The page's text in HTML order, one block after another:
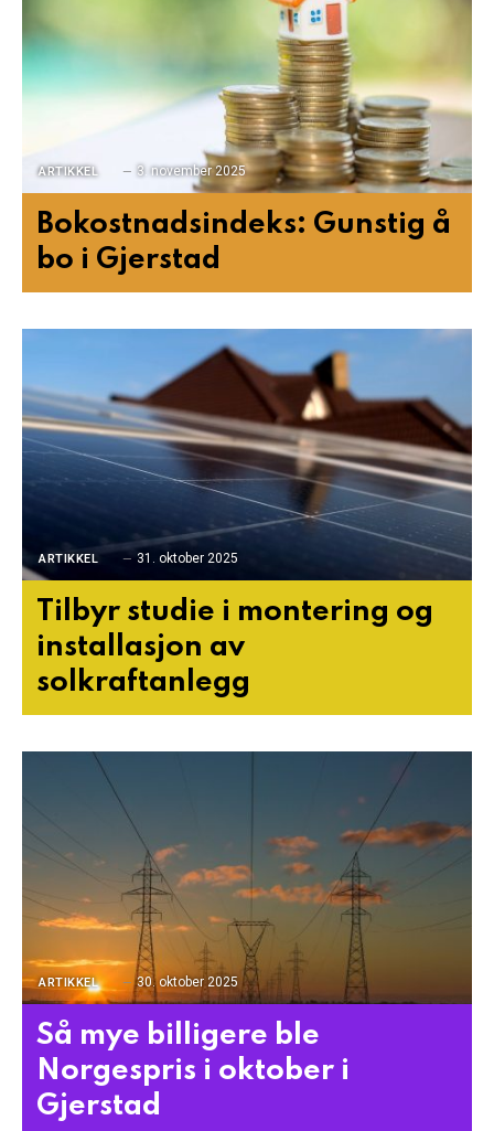
ARTIKKEL 3. november 2025
Bokostnadsindeks: Gunstig å
bo i Gjerstad
ARTIKKEL 31. oktober 2025
Tilbyr studie i montering og
installasjon av
solkraftanlegg
ARTIKKEL 30. oktober 2025
Så mye billigere ble
Norgespris i oktober i
Gjerstad